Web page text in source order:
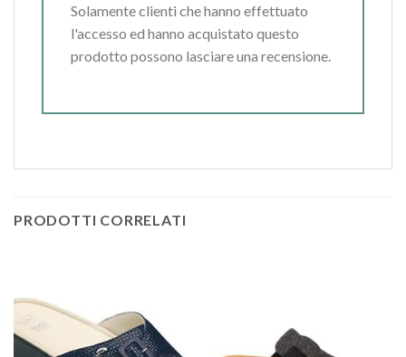
Solamente clienti che hanno effettuato
l'accesso ed hanno acquistato questo
prodotto possono lasciare una recensione.
PRODOTTI CORRELATI